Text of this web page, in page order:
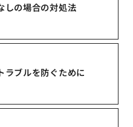
しの場合の対処法
ラブルを防ぐために